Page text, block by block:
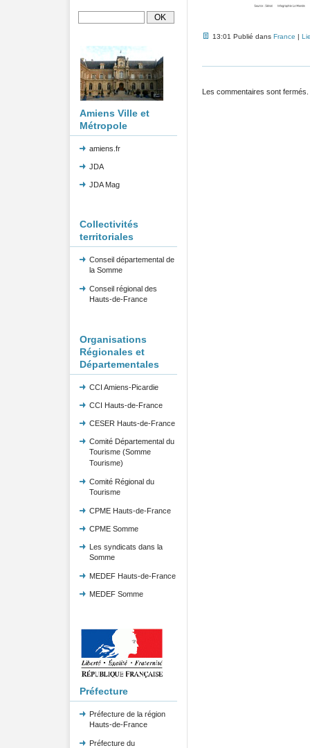
Amiens Ville et
Métropole
amiens.fr
JDA
JDA Mag
Collectivités
territoriales
Conseil départemental de
la Somme
Conseil régional des
Hauts-de-France
Organisations
Régionales et
Départementales
CCI Amiens-Picardie
CCI Hauts-de-France
CESER Hauts-de-France
Comité Départemental du
Tourisme (Somme
Tourisme)
Comité Régional du
Tourisme
CPME Hauts-de-France
CPME Somme
Les syndicats dans la
Somme
MEDEF Hauts-de-France
MEDEF Somme
Préfecture
Préfecture de la région
Hauts-de-France
Préfecture du
13:01 Publié dans France
Les commentaires sont fermés.